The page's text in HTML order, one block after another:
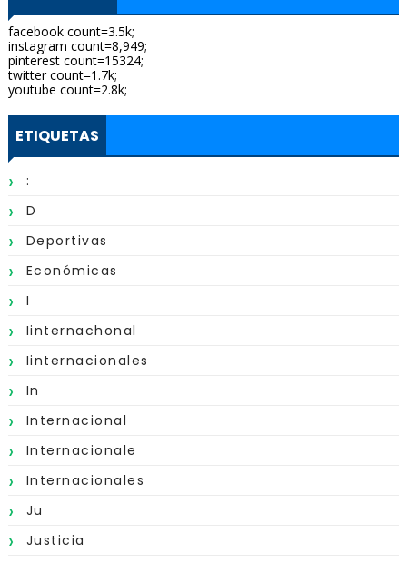
facebook count=3.5k;
instagram count=8,949;
pinterest count=15324;
twitter count=1.7k;
youtube count=2.8k;
ETIQUETAS
:
D
Deportivas
Económicas
I
Iinternachonal
Iinternacionales
In
Internacional
Internacionale
Internacionales
Ju
Justicia